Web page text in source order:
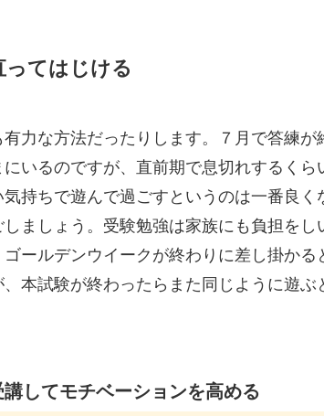
ってはじける
力な方法だったりします。７月で答練
にいるのですが、直前期で息切れするくら
持ちで遊んで過ごすというのは一番良
ましょう。受験勉強は家族にも負担をし
ゴールデンウイークが終わりに差し掛か
本試験が終わったらまた同じように遊
してモチベーションを高める